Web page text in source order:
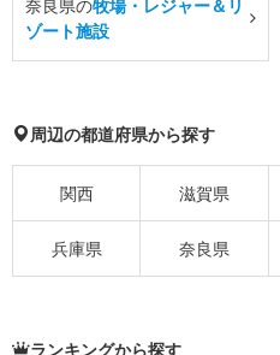
奈良県の牧場・レジャー＆リ
ゾート施設
周辺の都道府県から探す
関西 滋賀県
兵庫県 奈良県
ランキングから探す